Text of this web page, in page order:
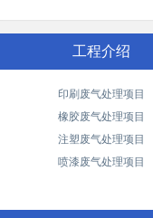
工程介绍
印刷废气处理项目
橡胶废气处理项目
注塑废气处理项目
喷漆废气处理项目